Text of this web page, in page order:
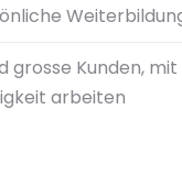
grosse Kunden,
arbeiten